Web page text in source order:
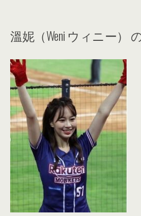
溫妮（Weni ウィニー）